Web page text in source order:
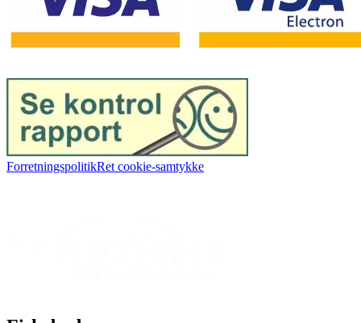
ForretningspolitikRet cookie-samtykke